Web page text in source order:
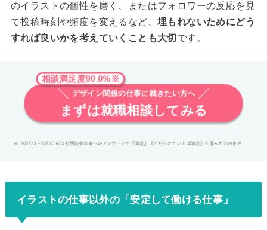
のイラストの個性を磨く、またはフォロワーの反応を見
て投稿時刻や頻度を変えるなど、 埋もれないためにどう
すれば良いかを考えていくことも大切 です。
相談満足度90.0%※
デザイン関係の仕事に就きたい方へ
まずは就職相談してみる
イラストの仕事以外の「安定して働ける仕事」